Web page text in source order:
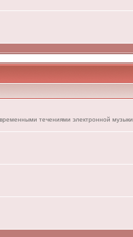
течениями электронной музыки